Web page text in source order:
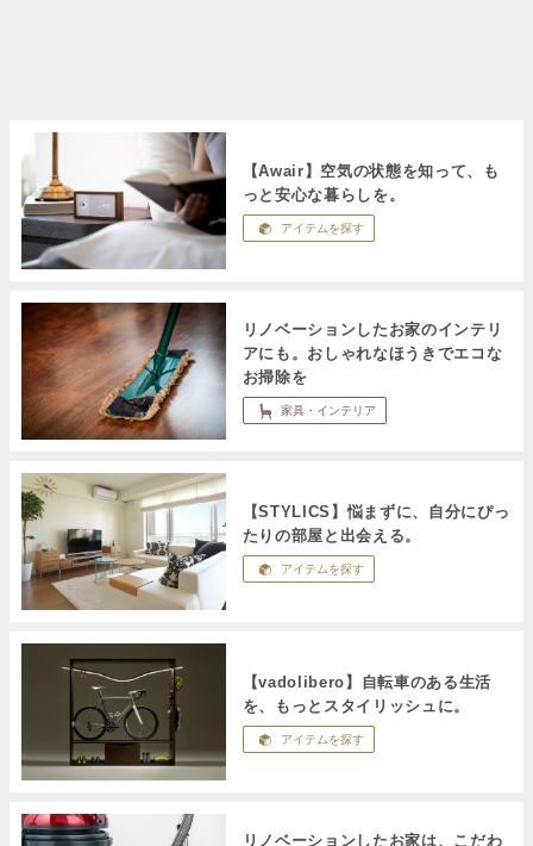
【Awair】空気の状態を知って、も
っと安心な暮らしを。
アイテムを探す
リノベーションしたお家のインテリ
アにも。おしゃれなほうきでエコな
お掃除を
家具・インテリア
【STYLICS】悩まずに、自分にぴっ
たりの部屋と出会える。
アイテムを探す
【vadolibero】自転車のある生活
を、もっとスタイリッシュに。
アイテムを探す
リノベーションしたお家は、こだわ